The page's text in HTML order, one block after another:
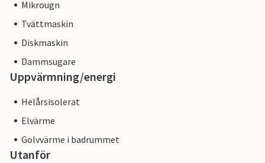
Mikrougn
Tvättmaskin
Diskmaskin
Dammsugare
Uppvärmning/energi
Helårsisolerat
Elvärme
Golvvärme i badrummet
Utanför